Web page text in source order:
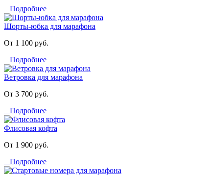
Подробнее
Шорты-юбка для марафона
От 1 100 руб.
Подробнее
Ветровка для марафона
От 3 700 руб.
Подробнее
Флисовая кофта
От 1 900 руб.
Подробнее